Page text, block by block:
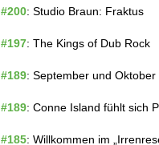
#200: Studio Braun: Fraktus
#197: The Kings of Dub Rock
#189: September und
#189: Conne Island fühlt sich
#185: Willkommen im